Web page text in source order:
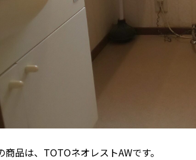
商品は、TOTOネオレストAWです。